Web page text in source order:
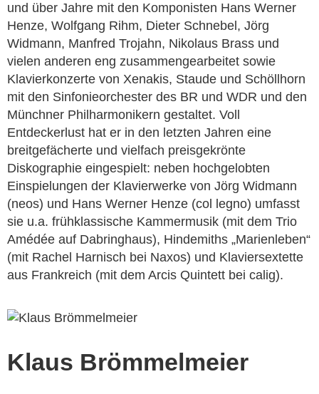
und über Jahre mit den Komponisten Hans Werner
Henze, Wolfgang Rihm, Dieter Schnebel, Jörg
Widmann, Manfred Trojahn, Nikolaus Brass und
vielen anderen eng zusammengearbeitet sowie
Klavierkonzerte von Xenakis, Staude und Schöllhorn
mit den Sinfonieorchester des BR und WDR und den
Münchner Philharmonikern gestaltet. Voll
Entdeckerlust hat er in den letzten Jahren eine
breitgefächerte und vielfach preisgekrönte
Diskographie eingespielt: neben hochgelobten
Einspielungen der Klavierwerke von Jörg Widmann
(neos) und Hans Werner Henze (col legno) umfasst
sie u.a. frühklassische Kammermusik (mit dem Trio
Amédée auf Dabringhaus), Hindemiths „Marienleben“
(mit Rachel Harnisch bei Naxos) und Klaviersextette
aus Frankreich (mit dem Arcis Quintett bei calig).
Klaus Brömmelmeier